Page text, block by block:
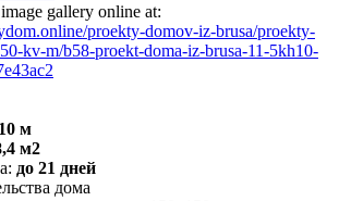
gallery online at:
proekty-domov-iz-brusa/proekty-
kv-m/b58-proekt-doma-iz-brusa-11-5kh10-
м
м2
до 21 дней
дома